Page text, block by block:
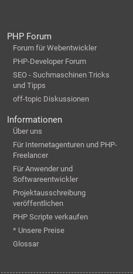
PHP Forum
Forum für Webentwickler
PHP-Developer Forum
SEO - Suchmaschinen Tricks
und Tipps
off-topic Diskussionen
Informationen
Über uns
Für Internetagenturen und PHP-
Freelancer
Für Anwender und
Softwareentwickler
Projektausschreibung
veröffentlichen
PHP Scripte verkaufen
* Unsere Preise
Glossar